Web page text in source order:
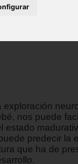
exploración
nos puede
estado
predecir la
que ha de